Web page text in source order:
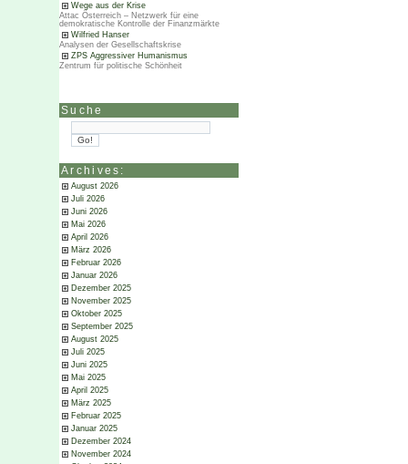
Wege aus der Krise
Attac Österreich – Netzwerk für eine
demokratische Kontrolle der Finanzmärkte
Wilfried Hanser
Analysen der Gesellschaftskrise
ZPS Aggressiver Humanismus
Zentrum für politische Schönheit
Suche
Archives:
August 2026
Juli 2026
Juni 2026
Mai 2026
April 2026
März 2026
Februar 2026
Januar 2026
Dezember 2025
November 2025
Oktober 2025
September 2025
August 2025
Juli 2025
Juni 2025
Mai 2025
April 2025
März 2025
Februar 2025
Januar 2025
Dezember 2024
November 2024